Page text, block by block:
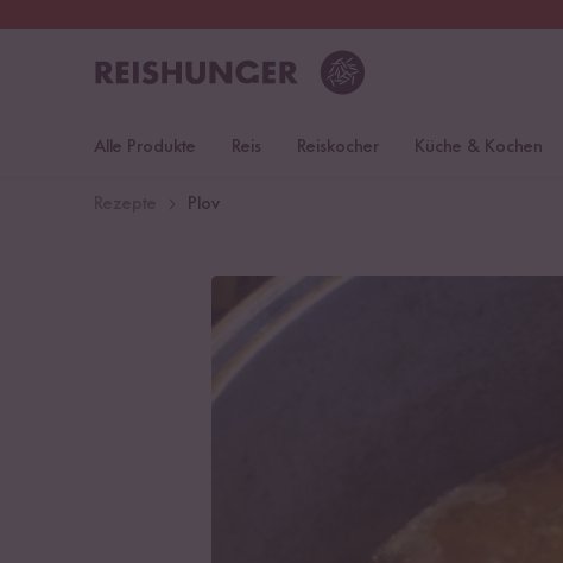
Alle Produkte
Reis Reiskocher Küche & Kochen
Plov